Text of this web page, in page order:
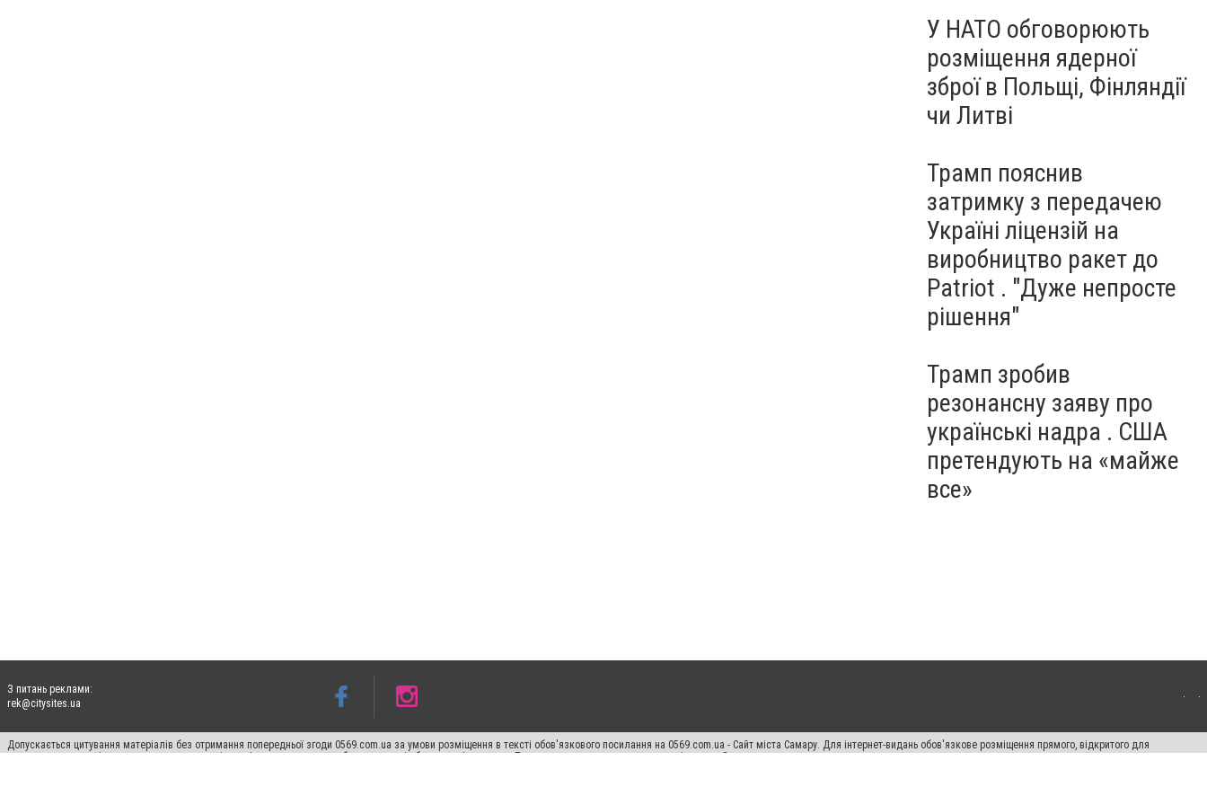
У НАТО обговорюють
розміщення ядерної
зброї в Польщі, Фінляндії
чи Литві
Трамп пояснив
затримку з передачею
Україні ліцензій на
виробництво ракет до
Patriot . "Дуже непросте
рішення"
Трамп зробив
резонансну заяву про
українські надра . США
претендують на «майже
все»
З питань реклами:
rek@citysites.ua
Допускається цитування матеріалів без отримання попередньої згоди 0569.com.ua за умови розміщення в тексті обов'язкового посилання на 0569.com.ua - Сайт міста Самару. Для інтернет-видань обов'язкове розміщення прямого, відкритого для
пошукових систем гіперпосилання на цитовані статті не нижче другого абзацу в тексті або в якості джерела. Порушення виняткових прав переслідується Законом.